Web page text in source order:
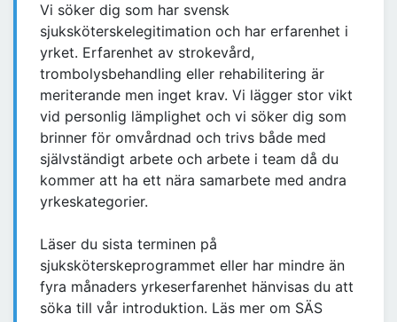
Vi söker dig som har svensk
sjuksköterskelegitimation och har erfarenhet i
yrket. Erfarenhet av strokevård,
trombolysbehandling eller rehabilitering är
meriterande men inget krav. Vi lägger stor vikt
vid personlig lämplighet och vi söker dig som
brinner för omvårdnad och trivs både med
självständigt arbete och arbete i team då du
kommer att ha ett nära samarbete med andra
yrkeskategorier.
Läser du sista terminen på
sjuksköterskeprogrammet eller har mindre än
fyra månaders yrkeserfarenhet hänvisas du att
söka till vår introduktion. Läs mer om SÄS